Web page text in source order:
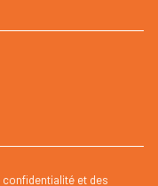
et des